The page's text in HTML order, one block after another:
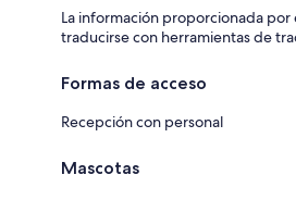
La información proporcionada
traducirse con herramientas de
Formas de acceso
Recepción con personal
Mascotas